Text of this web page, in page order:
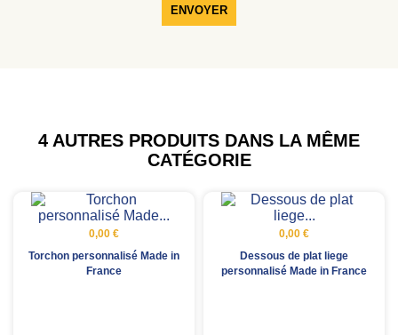
ENVOYER
4 AUTRES PRODUITS DANS LA MÊME
CATÉGORIE
0,00 €
Torchon personnalisé Made in
France
0,00 €
Dessous de plat liege
personnalisé Made in France